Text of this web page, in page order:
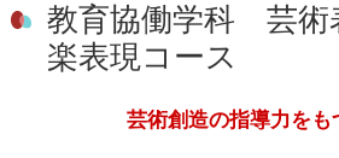
教育協働学科 芸
楽表現コース
芸術創造の指導力をも